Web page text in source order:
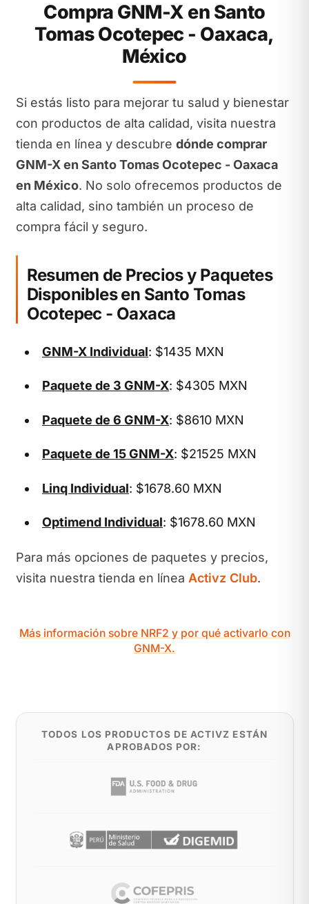
Compra GNM-X en Santo
Tomas Ocotepec - Oaxaca,
México
Si estás listo para mejorar tu salud y bienestar
con productos de alta calidad, visita nuestra
tienda en línea y descubre dónde comprar
GNM-X en Santo Tomas Ocotepec - Oaxaca
en México. No solo ofrecemos productos de
alta calidad, sino también un proceso de
compra fácil y seguro.
Resumen de Precios y Paquetes
Disponibles en Santo Tomas
Ocotepec - Oaxaca
GNM-X Individual: $1435 MXN
Paquete de 3 GNM-X: $4305 MXN
Paquete de 6 GNM-X: $8610 MXN
Paquete de 15 GNM-X: $21525 MXN
Linq Individual: $1678.60 MXN
Optimend Individual: $1678.60 MXN
Para más opciones de paquetes y precios,
visita nuestra tienda en línea Activz Club.
Más información sobre NRF2 y por qué activarlo con
GNM-X.
TODOS LOS PRODUCTOS DE ACTIVZ ESTÁN
APROBADOS POR: